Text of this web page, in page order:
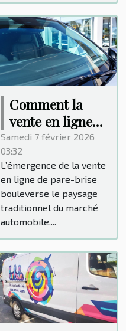
Comment la
vente en ligne
de pare-brise
révolutionne le
marché
automobile ?
Samedi 7 février 2026
03:32
L’émergence de la vente
en ligne de pare-brise
bouleverse le paysage
traditionnel du marché
automobile....